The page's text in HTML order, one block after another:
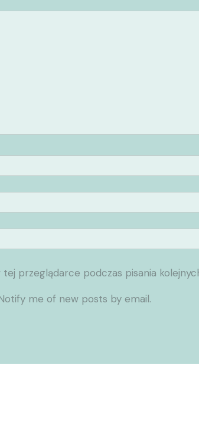
przeglądarce podczas pisania
me of new posts by email.